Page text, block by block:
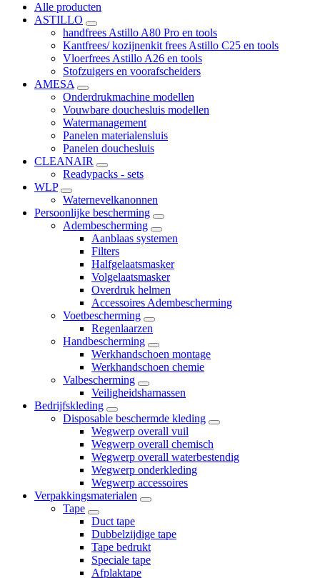
Alle producten
ASTILLO
handfrees Astillo A80 Pro en tools
Kantfrees/ kozijnenkit frees Astillo C25 en tools
Vloerfrees Astillo A26 en tools
Stofzuigers en voorafscheiders
AMESA
Onderdrukmachine modellen
Vouwbare douchesluis modellen
Watermanagement
Panelen materialensluis
Panelen douchesluis
CLEANAIR
Readypacks - sets
WLP
Waternevelkanonnen
Persoonlijke bescherming
Adembescherming
Aanblaas systemen
Filters
Halfgelaatsmasker
Volgelaatsmasker
Overdruk helmen
Accessoires Adembescherming
Voetbescherming
Regenlaarzen
Handbescherming
Werkhandschoen montage
Werkhandschoen chemie
Valbescherming
Veiligheidsharnassen
Bedrijfskleding
Disposable beschermde kleding
Wegwerp overall vuil
Wegwerp overall chemisch
Wegwerp overall waterbestendig
Wegwerp onderkleding
Wegwerp accessoires
Verpakkingsmaterialen
Tape
Duct tape
Dubbelzijdige tape
Tape bedrukt
Speciale tape
Afplaktape